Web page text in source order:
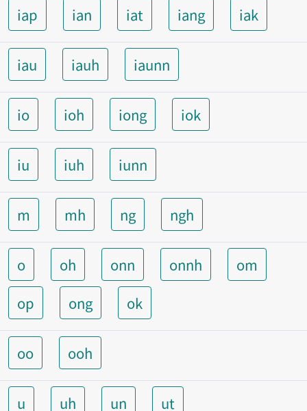
iap
ian iat iang iak
iau iauh iaunn
io ioh iong iok
iu iuh iunn
m mh ng ngh
o oh onn onnh
om
op
ong ok
oo ooh
u uh un ut